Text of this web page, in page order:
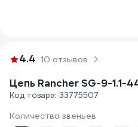
4.4 10 отзывов
Цепь Rancher SG-9-
Код товара: 33775507
Количество звеньев